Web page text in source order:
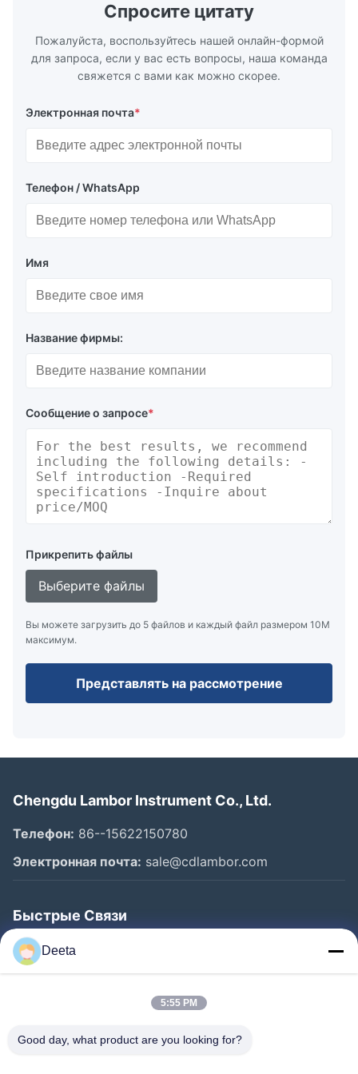
Спросите цитату
Пожалуйста, воспользуйтесь нашей онлайн-формой
для запроса, если у вас есть вопросы, наша команда
свяжется с вами как можно скорее.
Электронная почта*
Телефон / WhatsApp
Имя
Название фирмы:
Сообщение о запросе*
Прикрепить файлы
Выберите файлы
Вы можете загрузить до 5 файлов и каждый файл размером 10M
максимум.
Представлять на рассмотрение
Chengdu Lambor Instrument Co., Ltd.
Телефон: 86--15622150780
Электронная почта: sale@cdlambor.com
Быстрые Связи
Главная Страница
Продукция
Наша Фабрика
Deeta
5:55 PM
Good day, what product are you looking for?